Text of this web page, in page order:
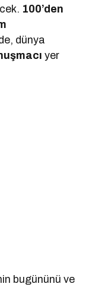
100’den
dünya
yer
bugününü ve